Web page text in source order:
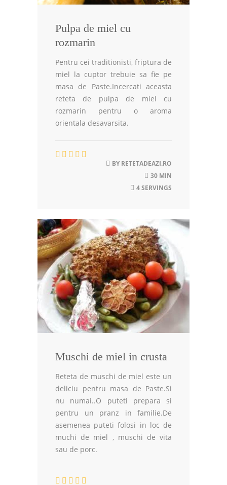
Pulpa de miel cu
rozmarin
Pentru cei traditionisti, friptura de
miel la cuptor trebuie sa fie pe
masa de Paste.Incercati aceasta
reteta de pulpa de miel cu
rozmarin pentru o aroma
orientala desavarsita.
BY RETETADEAZI.RO
30 MIN
4 SERVINGS
Muschi de miel in crusta
Reteta de muschi de miel este un
deliciu pentru masa de Paste.Si
nu numai..O puteti prepara si
pentru un pranz in familie.De
asemenea puteti folosi in loc de
muchi de miel , muschi de vita
sau de porc.